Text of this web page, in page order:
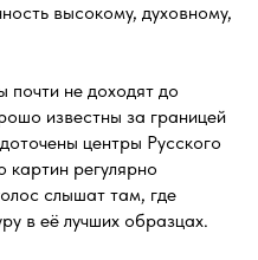
высокому, духовному,
почти не доходят до
известны за границей
центры Русского
картин регулярно
слышат там, где
в её лучших образцах.